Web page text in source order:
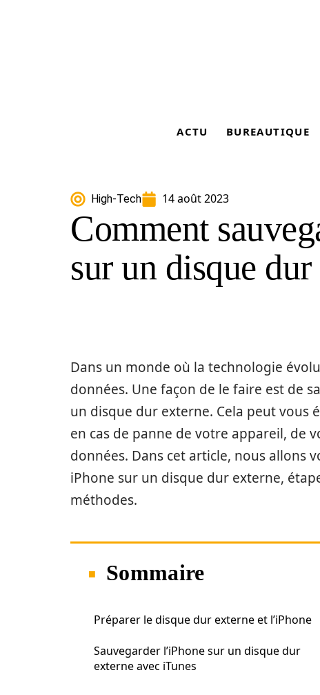
ACTU BUREAUTIQUE
High-Tech 14 août 2023
Comment
sur un disque dur
Dans un monde où la technologie
données. Une façon de le faire est de
un disque dur externe. Cela peut vous
en cas de panne de votre appareil, de
données. Dans cet article, nous allons
iPhone sur un disque dur externe,
méthodes.
Sommaire
Préparer le disque dur externe et l’iPhone
Sauvegarder l’iPhone sur un disque dur
externe avec iTunes